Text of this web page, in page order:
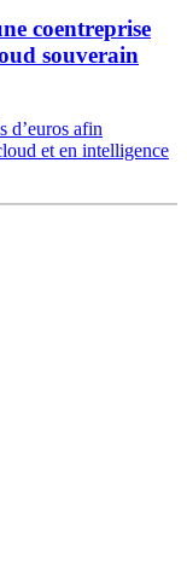
coentreprise
souverain
d’euros afin
et en intelligence